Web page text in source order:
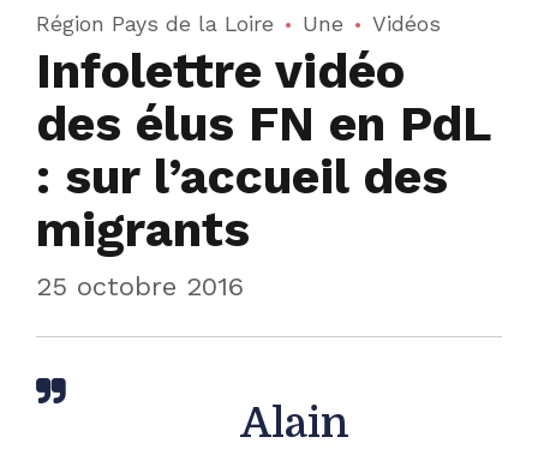
Région Pays de la Loire Une Vidéos
Infolettre vidéo
des élus FN en PdL
: sur l’accueil des
migrants
25 octobre 2016
Alain